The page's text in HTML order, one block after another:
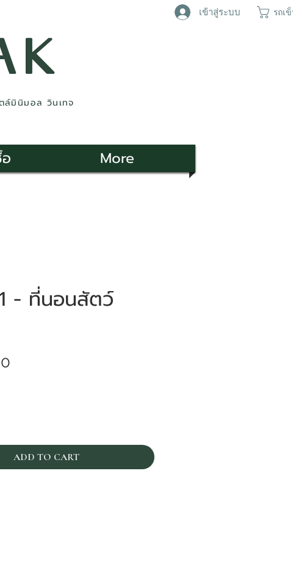
เข้าสู่ระบบ รถเ
ล์มินิมอล วินเทจ
More
- ที่นอนสัตว์
ADD TO CART